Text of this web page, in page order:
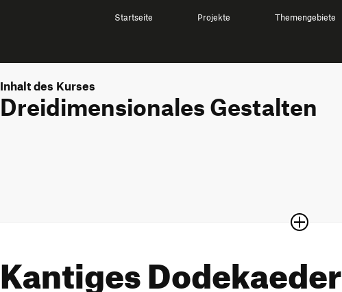
Startseite Projekte Themengebiete
Inhalt des Kurses
Dreidimensionales Gestalten
Kantiges Dodekaeder